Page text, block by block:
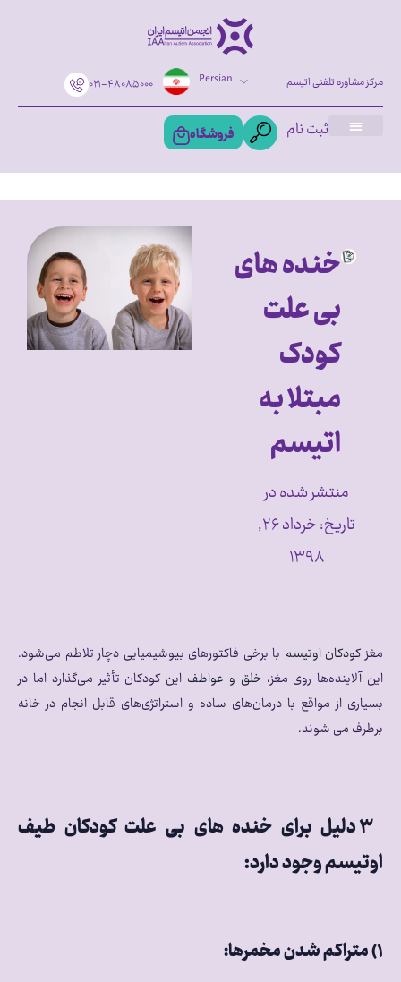
۰۲۱-۴۸۰۸۵۰۰۰ Persian مرکز مشاوره تلفنی اتیسم
ثبت نام فروشگاه
خنده های
بی علت
کودک
مبتلا به
اتیسم
منتشر شده در
تاریخ:
خرداد ۲۶,
۱۳۹۸
مغزکودکان اوتیسم با برخی فاکتورهای بیوشیمیایی دچار تلاطم می‌شود.
این آلاینده‌ها روی مغز،خلق و عواطف این کودکان تأثیر می‌گذارد اما در
بسیاری از مواقع با درمان‌های ساده و استراتژی‌های قابل انجام در خانه
برطرف می شوند.
۳ دلیل برای خنده های بی علت کودکان طیف
اوتیسم وجود دارد:
۱)‌ متراکم شدن مخمرها: